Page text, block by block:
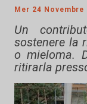
Mer 24 Novembre
Un
sostenere la
o mieloma.
ritirarla